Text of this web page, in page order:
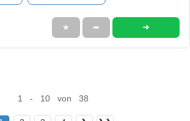
★ ➦ ➜
1 - 10 von 38